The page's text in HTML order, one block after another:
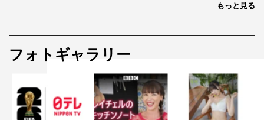
るだろうかと考えましたが、自分もまた、もしかしたらそ
う意味では自分の思考に近いキャラクターだなと思いまし
た。
ただ、このお仕事を始めてから、私は戦前戦中の役を演じ
た経験はそんなに多くなく、お芝居とはいえ当時の格好を
して、昭和19年を生きる俳優さんたちと対峙した時にやっ
もっと見る
フォトギャラリー